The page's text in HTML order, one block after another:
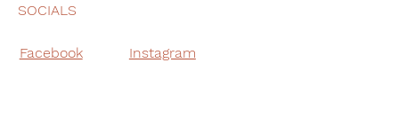
SOCIALS
Facebook Instagram